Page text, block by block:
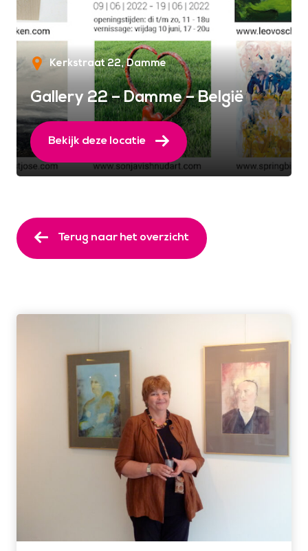
Kerkstraat 22 Damme
Gallery 22 – Damme – België
Bekijk deze locatie
Terug naar het overzicht